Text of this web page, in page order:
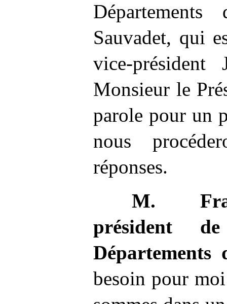
Sauvadet, qui
vice-président
Monsieur le
parole pour un
nous
réponses.
M.
président
besoin pour